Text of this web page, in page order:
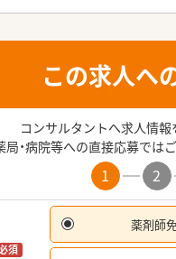
この求人へ
コンサルタントへ求人情報
局・病院等への直接応募では
1 2
須
薬剤師